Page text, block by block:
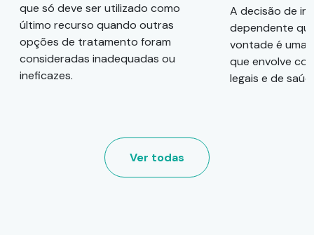
que só deve ser utilizado como
último recurso quando outras
opções de tratamento foram
consideradas inadequadas ou
ineficazes.
A decisão de
dependente
vontade é uma
que envolve
legais e de
Ver todas